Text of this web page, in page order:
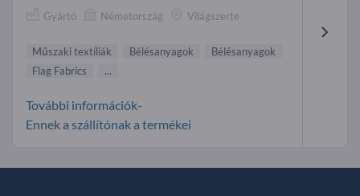
Gyártó Németország Világszerte
Műszaki textíliák Bélésanyagok
Bélésanyagok
Flag Fabrics
...
További információk-
Ennek a szállítónak a termékei